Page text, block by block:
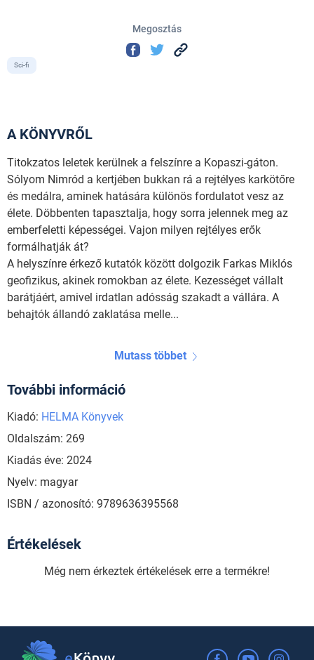
Megosztás
Sci-fi
A KÖNYVRŐL
Titokzatos leletek kerülnek a felszínre a Kopaszi-gáton.
Sólyom Nimród a kertjében bukkan rá a rejtélyes karkötőre
és medálra, aminek hatására különös fordulatot vesz az
élete. Döbbenten tapasztalja, hogy sorra jelennek meg az
emberfeletti képességei. Vajon milyen rejtélyes erők
formálhatják át?
A helyszínre érkező kutatók között dolgozik Farkas Miklós
geofizikus, akinek romokban az élete. Kezességet vállalt
barátjáért, amivel irdatlan adósság szakadt a vállára. A
behajtók állandó zaklatása melle...
Mutass többet
További információ
Kiadó: HELMA Könyvek
Oldalszám: 269
Kiadás éve: 2024
Nyelv: magyar
ISBN / azonosító: 9789636395568
Értékelések
Még nem érkeztek értékelések erre a termékre!